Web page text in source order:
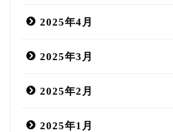
2025年4月
2025年3月
2025年2月
2025年1月